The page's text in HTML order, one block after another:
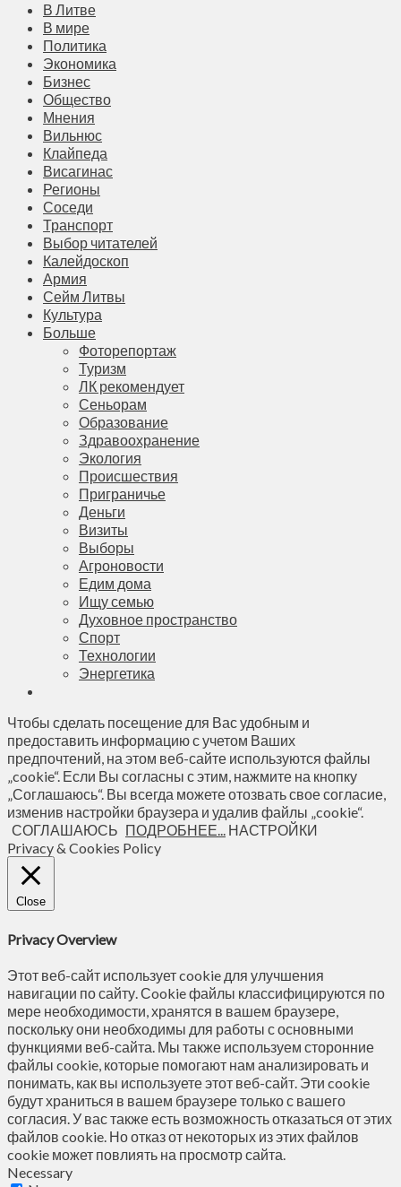
В Литве
В мире
Политика
Экономика
Бизнес
Общество
Мнения
Вильнюс
Клайпеда
Висагинас
Регионы
Соседи
Транспорт
Выбор читателей
Калейдоскоп
Армия
Сейм Литвы
Культура
Больше
Фоторепортаж
Туризм
ЛК рекомендует
Сеньорам
Образование
Здравоохранение
Экология
Происшествия
Приграничье
Деньги
Визиты
Выборы
Агроновости
Едим дома
Ищу семью
Духовное пространство
Спорт
Технологии
Энергетика
Чтобы сделать посещение для Вас удобным и
предоставить информацию с учетом Ваших
предпочтений, на этом веб-сайте используются файлы
„cookie“. Если Вы согласны с этим, нажмите на кнопку
„Соглашаюсь“. Вы всегда можете отозвать свое согласие,
изменив настройки браузера и удалив файлы „cookie“.
СОГЛАШАЮСЬ ПОДРОБНЕЕ... НАСТРОЙКИ
Privacy & Cookies Policy
Close
Privacy Overview
Этот веб-сайт использует cookie для улучшения
навигации по сайту. Сookie файлы классифицируются по
мере необходимости, хранятся в вашем браузере,
поскольку они необходимы для работы с основными
функциями веб-сайта. Мы также используем сторонние
файлы cookie, которые помогают нам анализировать и
понимать, как вы используете этот веб-сайт. Эти cookie
будут храниться в вашем браузере только с вашего
согласия. У вас также есть возможность отказаться от этих
файлов cookie. Но отказ от некоторых из этих файлов
cookie может повлиять на просмотр сайта.
Necessary